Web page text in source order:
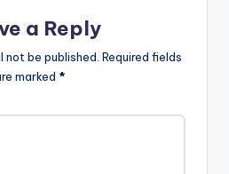
a Reply
not be published. Required fields
marked *